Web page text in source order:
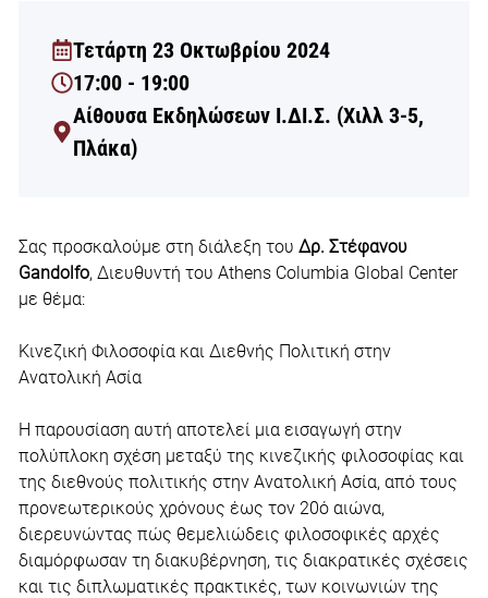
Τετάρτη 23 Οκτωβρίου 2024
17:00 - 19:00
Αίθουσα Εκδηλώσεων Ι.ΔΙ.Σ. (Χιλλ 3-5,
Πλάκα)
Σας προσκαλούμε στη διάλεξη του Δρ. Στέφανου
Gandolfo, Διευθυντή του Athens Columbia Global Center
με θέμα:
Κινεζική Φιλοσοφία και Διεθνής Πολιτική στην
Ανατολική Ασία
Η παρουσίαση αυτή αποτελεί μια εισαγωγή στην
πολύπλοκη σχέση μεταξύ της κινεζικής φιλοσοφίας και
της διεθνούς πολιτικής στην Ανατολική Ασία, από τους
προνεωτερικούς χρόνους έως τον 20ό αιώνα,
διερευνώντας πώς θεμελιώδεις φιλοσοφικές αρχές
διαμόρφωσαν τη διακυβέρνηση, τις διακρατικές σχέσεις
και τις διπλωματικές πρακτικές, των κοινωνιών της